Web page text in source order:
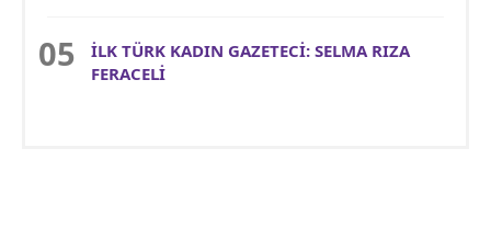
İLK TÜRK KADIN GAZETECİ: SELMA RIZA
FERACELİ